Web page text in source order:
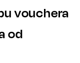
vouchera
od